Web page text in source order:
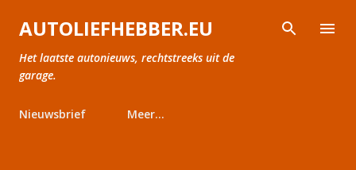
Doorgaan naar hoofdcontent
AUTOLIEFHEBBER.EU
Het laatste autonieuws, rechtstreeks uit de
garage.
Nieuwsbrief Meer…